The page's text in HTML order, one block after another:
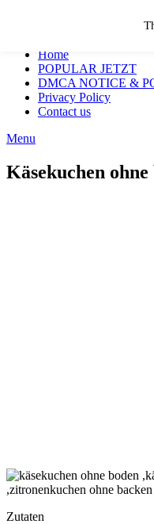
Home
POPULAR JETZT
DMCA NOTICE &
Privacy Policy
Contact us
Menu
Käsekuchen ohne
Zutaten